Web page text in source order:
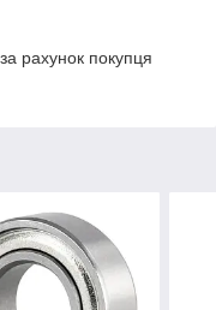
рахунок покупця